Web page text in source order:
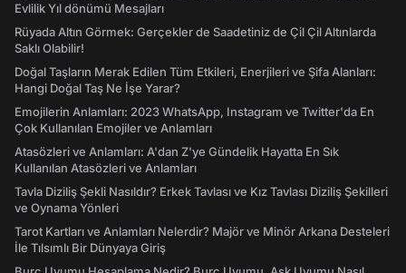
Evlilik Yıl dönümü Mesajları
Rüyada Altın Görmek: Gerçekler de Saadetiniz de Çil Çil Altınlarda
Saklı Olabilir!
Doğal Taşların Merak Edilen Tüm Etkileri, Enerjileri ve Şifa Alanları:
Hangi Doğal Taş Ne İşe Yarar?
Emojilerin Anlamları: 2023 WhatsApp, Instagram ve Twitter'da En
Çok Kullanılan Emojiler ve Anlamları
Atasözleri ve Anlamları: A'dan Z'ye Gündelik Hayatta En Sık
Kullanılan Atasözleri ve Anlamları
Tavla Diziliş Şekli Nasıldır? Erkek Tavlası ve Kız Tavlası Diziliş Şekilleri
ve Oynama Yönleri
Tarot Kartları ve Anlamları Nelerdir? Majör ve Minör Arkana Desteleri
İle Tılsımlı Bir Dünyaya Giriş